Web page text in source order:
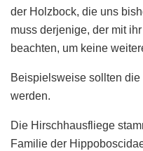
der Holzbock, die uns
muss derjenige, der mit
beachten, um keine
Beispielsweise sollten
werden.
Die Hirschhausfliege
Familie der